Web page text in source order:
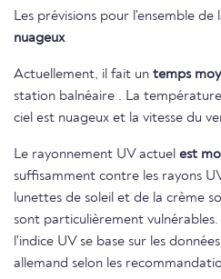
Les prévisions pour l'ensemble de
nuageux
Actuellement, il fait un temps
station balnéaire . La
ciel est nuageux et la vitesse du
Le rayonnement UV actuel est
suffisamment contre les rayons
lunettes de soleil et de la crème
sont particulièrement
l'indice UV se base sur les
allemand selon les